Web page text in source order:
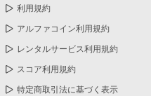
利用規約
アルファコイン利用規約
レンタルサービス利用規約
スコア利用規約
特定商取引法に基づく表示